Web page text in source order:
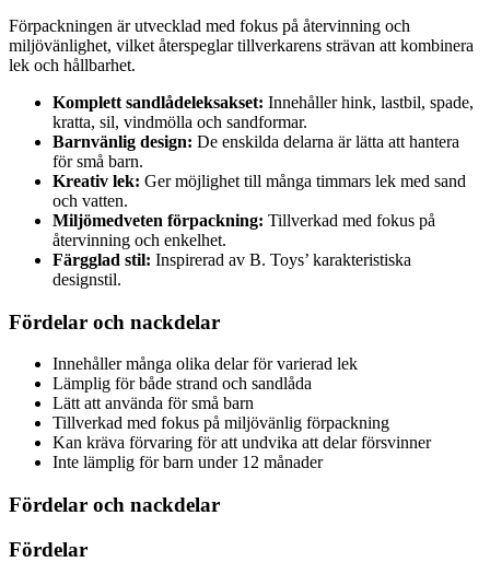
Förpackningen är utvecklad med fokus på återvinning och
miljövänlighet, vilket återspeglar tillverkarens strävan att kombinera
lek och hållbarhet.
Komplett sandlådeleksakset: Innehåller hink, lastbil, spade,
kratta, sil, vindmölla och sandformar.
Barnvänlig design: De enskilda delarna är lätta att hantera
för små barn.
Kreativ lek: Ger möjlighet till många timmars lek med sand
och vatten.
Miljömedveten förpackning: Tillverkad med fokus på
återvinning och enkelhet.
Färgglad stil: Inspirerad av B. Toys’ karakteristiska
designstil.
Fördelar och nackdelar
Innehåller många olika delar för varierad lek
Lämplig för både strand och sandlåda
Lätt att använda för små barn
Tillverkad med fokus på miljövänlig förpackning
Kan kräva förvaring för att undvika att delar försvinner
Inte lämplig för barn under 12 månader
Fördelar och nackdelar
Fördelar